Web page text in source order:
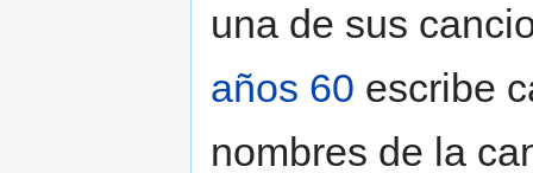
una de sus
años 60 escribe
nombres de la